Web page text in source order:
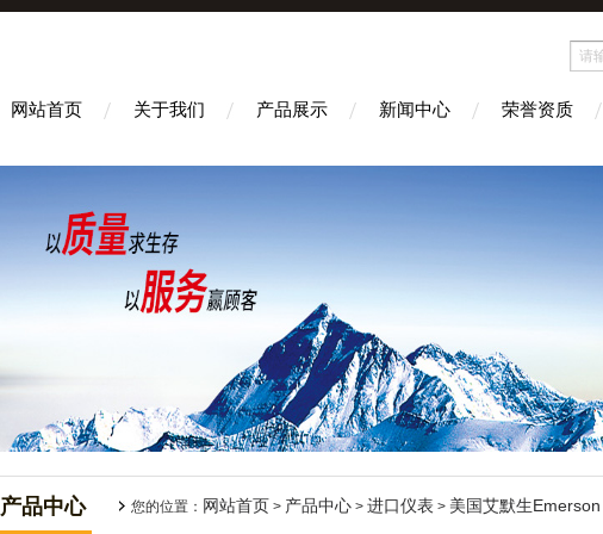
网站首页 关于我们 产品展示 新闻中心 荣誉资质
产品中心 您的位置： 网站首页 > 产品中心 > 进口仪表 > 美国艾默生Emerson